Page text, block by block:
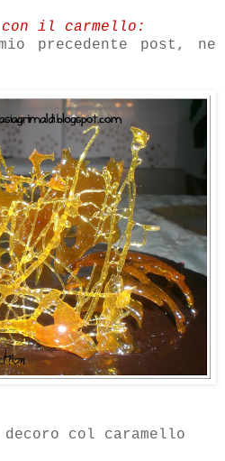
il carmello:
precedente post, ne
col caramello